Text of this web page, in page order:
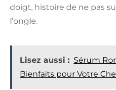
doigt, histoire de ne pas
l’ongle.
Lisez aussi : Sérum
Bienfaits pour Votre